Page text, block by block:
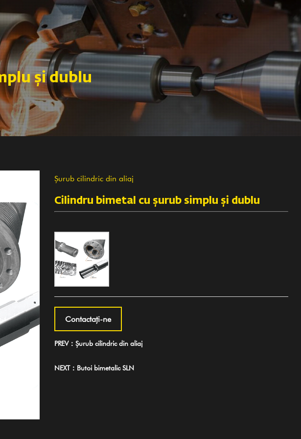
și dublu
Șurub cilindric din aliaj
Cilindru bimetal cu șurub simplu și dublu
Contactaţi-ne
PREV：Șurub cilindric din aliaj
NEXT：Butoi bimetalic SLN